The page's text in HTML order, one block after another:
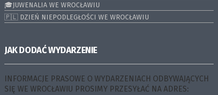
🎓JUWENALIA WE WROCŁAWIU
🇵🇱 DZIEŃ NIEPODLEGŁOŚCI WE WROCŁAWIU
JAK DODAĆ WYDARZENIE
INFORMACJE PRASOWE O WYDARZENIACH ODBYWAJĄCYCH
SIĘ WE WROCŁAWIU PROSIMY PRZESYŁAĆ NA ADRES: